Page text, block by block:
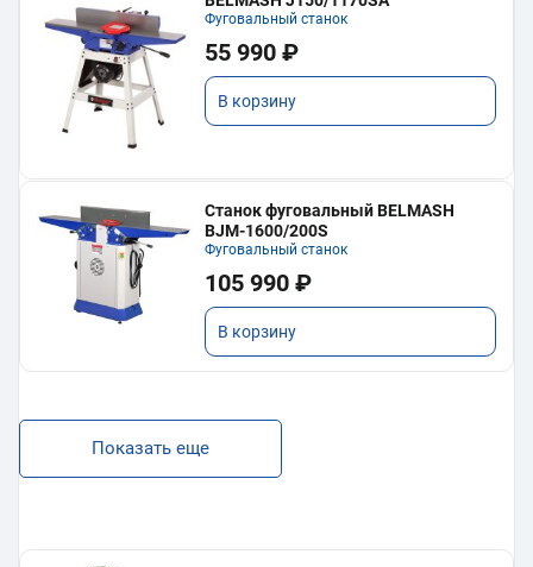
Фуговальный станок
55 990 ₽
В корзину
Станок фуговальный BELMASH
BJM-1600/200S
Фуговальный станок
105 990 ₽
В корзину
Показать еще